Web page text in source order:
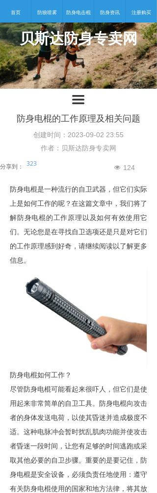
贝斯达防身专卖网
首页 防狼喷雾 防身电击棍 防身资讯 注册购买
넡
防身电棍的工作原理及相关问题
防身电棍是一种流行的自卫武器，但它们实际
上是如何工作的呢？在这篇文章中，我们将了
解 防身电棍的工作原理以及如何有效使用它
们。无论您是在寻找自卫选项还是只是对它们
的工作原理感到好奇，请继续阅读以了解更多
信息。
防身电棍如何工作？
尽管 防身电棍可能看起来很吓人，但它们是使
用起来非常简单的 自卫工具。 防身电棍向攻击
者的身体发送电荷，以使其昏迷并造成极度不
适。这种电脉冲会暂时扰乱肌肉功能并使攻击
者昏迷一段时间，让您有足够的时间逃跑或采
取其他必要的自卫步骤。重要的是要记住， 防
身电棍是安全设备，必须负责任地使用：遵守
有关 防身电棍使用的国家和地方法律，将其放
넶 124
分享到： 323
创建时间： 2023-09-02 23:55
作者：贝斯达防身专卖网
끀